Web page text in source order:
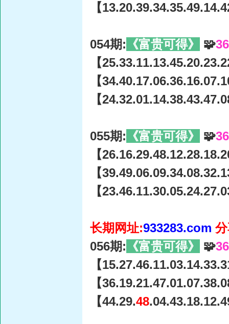
【
054期: 《富贵可得》 🧩
【
【
【
055期: 《富贵可得》 🧩
【
【
【
长期网址:933283.com
056期: 《富贵可得》 🧩
【
【
【44.29.48